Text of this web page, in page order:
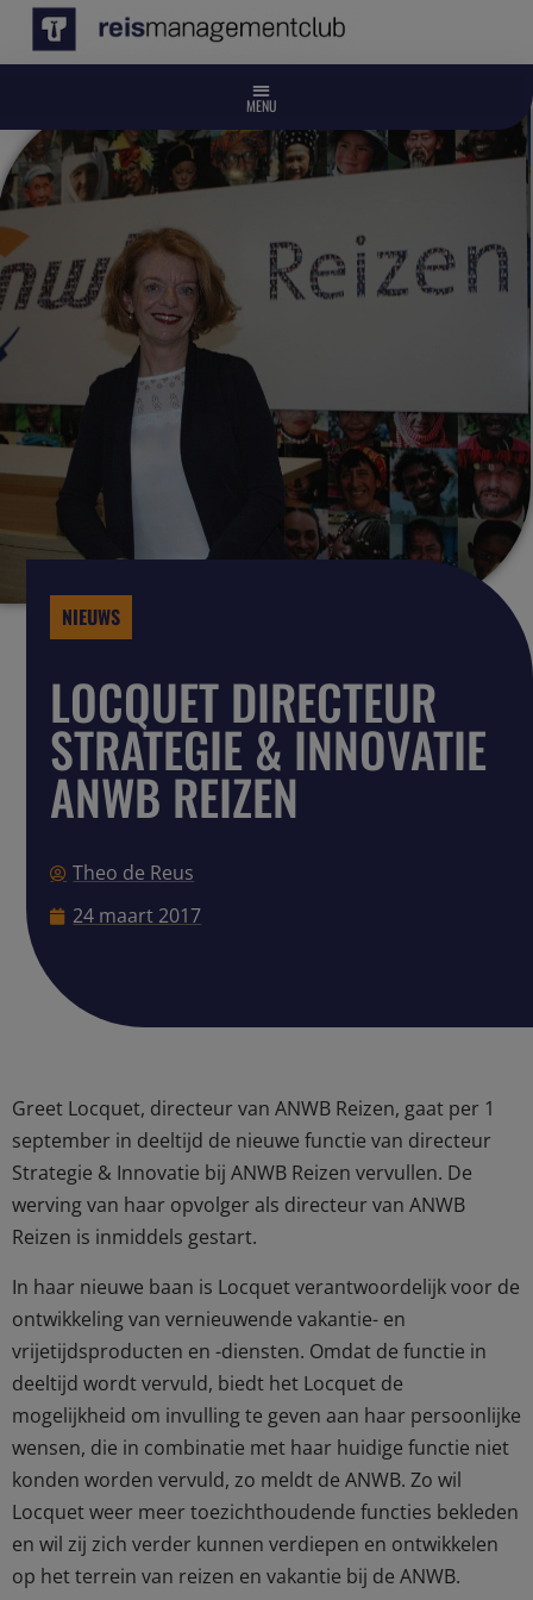
NIEUWS
LOCQUET DIRECTEUR
STRATEGIE & INNOVATIE
ANWB REIZEN
Theo de Reus
24 maart 2017
Greet Locquet, directeur van ANWB Reizen, gaat per 1
september in deeltijd de nieuwe functie van directeur
Strategie & Innovatie bij ANWB Reizen vervullen. De
werving van haar opvolger als directeur van ANWB
Reizen is inmiddels gestart.
In haar nieuwe baan is Locquet verantwoordelijk voor de
ontwikkeling van vernieuwende vakantie- en
vrijetijdsproducten en -diensten. Omdat de functie in
deeltijd wordt vervuld, biedt het Locquet de
mogelijkheid om invulling te geven aan haar persoonlijke
wensen, die in combinatie met haar huidige functie niet
konden worden vervuld, zo meldt de ANWB. Zo wil
Locquet weer meer toezichthoudende functies bekleden
en wil zij zich verder kunnen verdiepen en ontwikkelen
op het terrein van reizen en vakantie bij de ANWB.